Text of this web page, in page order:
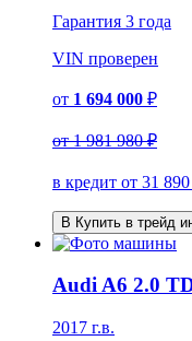
Гарантия 3 года
VIN проверен
от 1 694 000 ₽
от1 981 980 ₽
в кредит от 31 890
В Купить в трейд
Audi A6 2.0
2017 г.в.